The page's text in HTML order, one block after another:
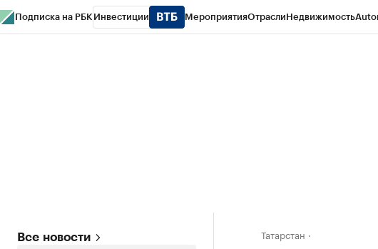
Подписка на РБК Инвестиции МероприятияОтраслиНедвижимость
Все новости Татарстан